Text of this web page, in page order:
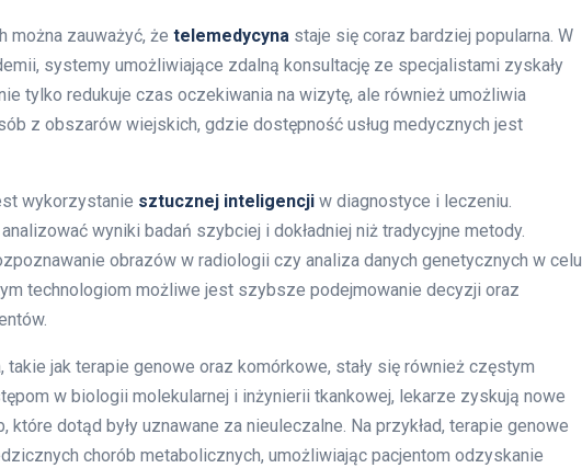
można zauważyć, że telemedycyna staje się coraz bardziej popularna. W
systemy umożliwiające zdalną konsultację ze specjalistami zyskały
tylko redukuje czas oczekiwania na wizytę, ale również umożliwia
z obszarów wiejskich, gdzie dostępność usług medycznych jest
wykorzystanie sztucznej inteligencji w diagnostyce i leczeniu.
wyniki badań szybciej i dokładniej niż tradycyjne metody.
obrazów w radiologii czy analiza danych genetycznych w celu
technologiom możliwe jest szybsze podejmowanie decyzji oraz
takie jak terapie genowe oraz komórkowe, stały się również częstym
w biologii molekularnej i inżynierii tkankowej, lekarze zyskują nowe
dotąd były uznawane za nieuleczalne. Na przykład, terapie genowe
chorób metabolicznych, umożliwiając pacjentom odzyskanie